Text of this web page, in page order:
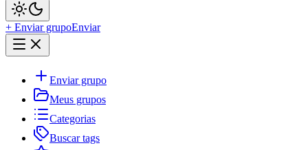
+ Enviar grupoEnviar
Enviar grupo
Meus grupos
Categorias
Buscar tags